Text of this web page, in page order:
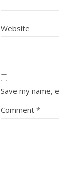
Website
Save my name,
Comment *